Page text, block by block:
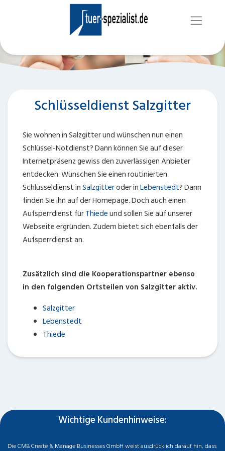
Schlüsseldienst Salzgitter
Sie wohnen in Salzgitter und wünschen nun einen
Schlüssel-Notdienst? Dann können Sie auf dieser
Internetpräsenz gewiss den zuverlässigen Anbieter
entdecken. Wünschen Sie einen routinierten
Schlüsseldienst inSalzgitteroder inLebenstedt? Dann
finden Sie ihn auf der Homepage. Doch auch einen
Aufsperrdienst fürThiedeundsollen Sie auf unserer
Webseite ergründen. Zudem bietet sich ebenfalls der
Aufsperrdienstan.
Zusätzlich sind die Kooperationspartner ebenso
in den folgenden Ortsteilen von Salzgitter aktiv.
Salzgitter
Lebenstedt
Thiede
Wichtige Kundenhinweise:
Die CMB Create & Manage Businesses GmbH weist ausdrücklich darauf hin, dass